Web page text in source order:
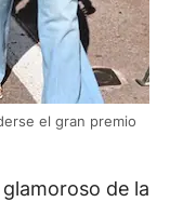
el gran premio
de la